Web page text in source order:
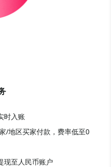
时入账
/地区买家付款，费率低至0
现至人民币账户